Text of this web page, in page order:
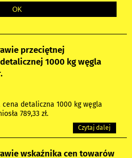
przeciętnej
1000 kg węgla
detaliczna 1000 kg węgla
789,33 zł.
Czytaj dalej
wskaźnika cen towarów